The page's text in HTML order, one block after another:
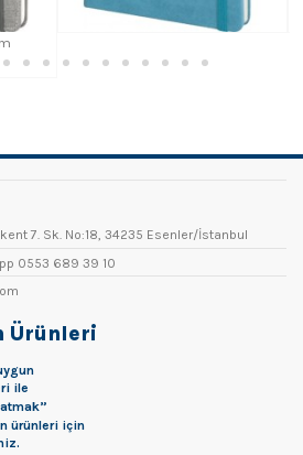
7. Sk. No:18, 34235 Esenler/İstanbul
0553 689 39 10
Ürünleri
ile
ürünleri için